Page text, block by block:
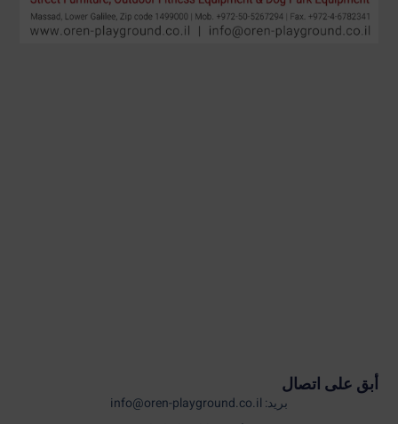
أبق على اتصال
بريد: info@oren-playground.co.il